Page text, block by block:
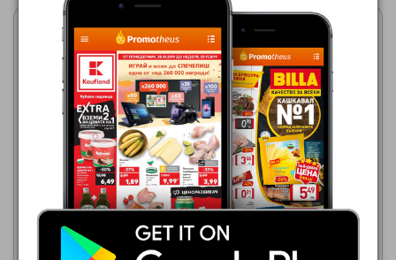
МЕТРО
01.07.2026 - 31.08.2026
1,25 €
МЕТРО
01.07.2026 - 31.08.2026
2,11 €